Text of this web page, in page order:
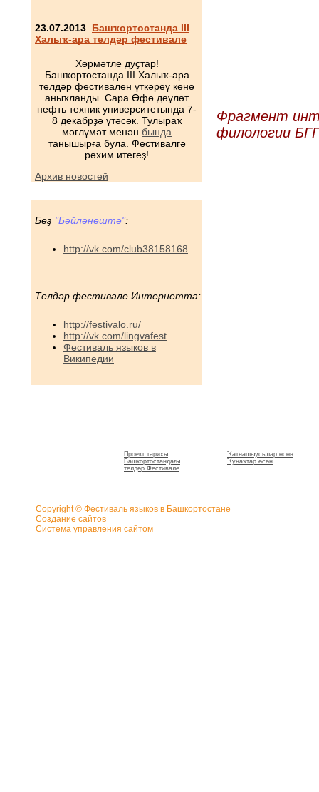
23.07.2013 Башҡортостанда III
Халыҡ-ара телдәр фестивале
Хөрмәтле дуҫтар!
Башҡортостанда III Халыҡ-ара
телдәр фестивален үткәреү көнө
аныҡланды. Сара Өфө дәүләт
нефть техник университетында 7-
8 декабрҙә үтәсәк. Тулыраҡ
мәғлүмәт менән бында
танышырға була. Фестивалгә
рәхим итегеҙ!
Архив новостей
Беҙ "Бәйләнештә":
http://vk.com/club38158168
Телдәр фестивале Интернетта:
http://festivalo.ru/
http://vk.com/lingvafest
Фестиваль языков в
Википедии
Фрагмент
филологии
Проект тарихы
Башкортостандағы
телдәр Фестивале
Ҡатнашыусылар өсөн
Ҡунаҡтар өсөн
Copyright © Фестиваль языков в Башкортостане
Создание сайтов
Система управления сайтом